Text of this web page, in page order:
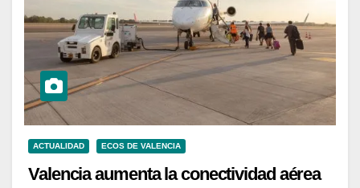
ACTUALIDAD ECOS DE VALENCIA
Valencia aumenta la conectividad aérea